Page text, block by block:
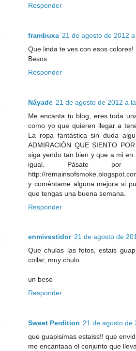
Responder
frambuxa 21 de agosto de 2012
Que linda te ves con esos colores!
Besos
Responder
Náyade 21 de agosto de 2012 a
Me encanta tu blog, eres toda
como yo que quieren llegar a
La ropa fantástica sin duda
ADMIRACIÓN QUE SIENTO
siga yendo tan bien y que a mi en
igual. Pásate
http://
y coméntame alguna mejora si
que tengas una buena semana.
Responder
enmivestidor 21 de agosto de
Que chulas las fotos, estais
collar, muy chulo
un beso
Responder
Sweet Perdition 21 de agosto de
que guapisimas estaiss!! que
me encantaaa el conjunto que